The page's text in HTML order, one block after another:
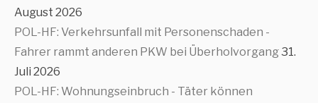
August 2026
POL-HF: Verkehrsunfall mit Personenschaden -
Fahrer rammt anderen PKW bei Überholvorgang31.
Juli 2026
POL-HF: Wohnungseinbruch - Täter können